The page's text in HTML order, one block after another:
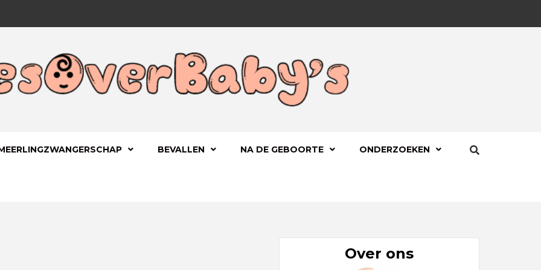
BEVALLEN NA DE GEBOORTE ONDERZOEKEN
Over ons